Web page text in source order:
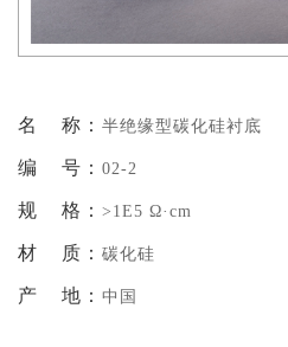
名 称： 半绝缘型碳化硅衬底
编 号： 02-2
规 格： >1E5 Ω·cm
材 质： 碳化硅
产 地： 中国